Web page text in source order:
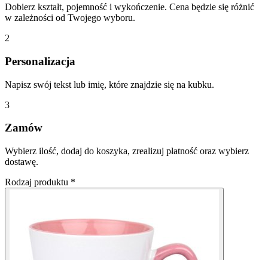
Dobierz kształt, pojemność i wykończenie. Cena będzie się różnić
w zależności od Twojego wyboru.
2
Personalizacja
Napisz swój tekst lub imię, które znajdzie się na kubku.
3
Zamów
Wybierz ilość, dodaj do koszyka, zrealizuj płatność oraz wybierz
dostawę.
Rodzaj produktu *